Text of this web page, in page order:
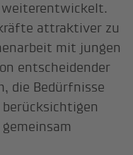
attraktiver zu
mit jungen
entscheidender
die Bedürfnisse